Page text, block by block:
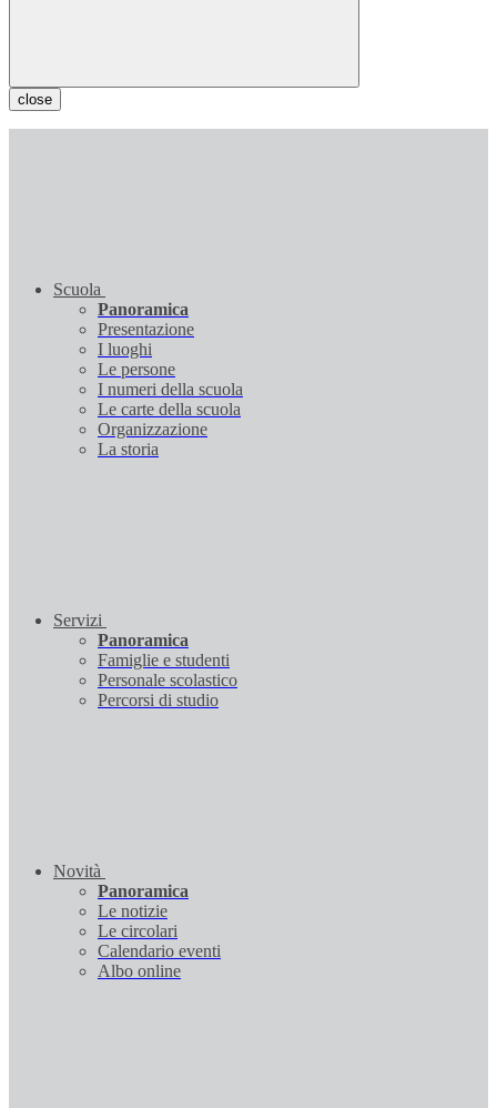
close
Scuola
Panoramica
Presentazione
I luoghi
Le persone
I numeri della scuola
Le carte della scuola
Organizzazione
La storia
Servizi
Panoramica
Famiglie e studenti
Personale scolastico
Percorsi di studio
Novità
Panoramica
Le notizie
Le circolari
Calendario eventi
Albo online